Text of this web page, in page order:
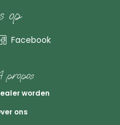
op
Facebook
propos
worden
ons